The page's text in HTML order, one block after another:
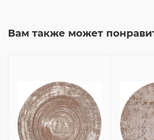
Вам также может